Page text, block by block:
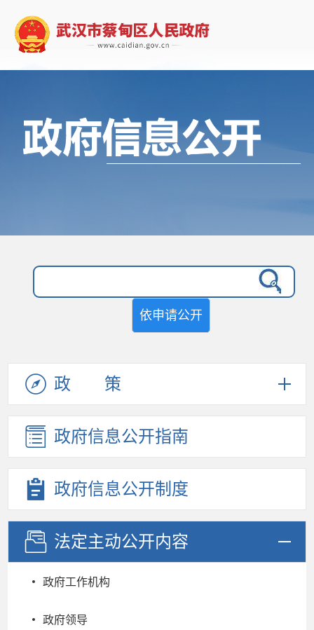
依申请公开
政策
政府信息公开指南
政府信息公开制度
法定主动公开内容
政府工作机构
政府领导